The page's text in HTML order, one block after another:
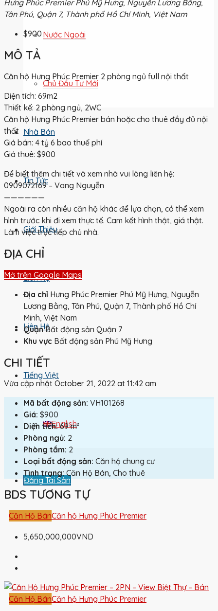
Nước Ngoài
Chủ Đầu Tư Mới
Nhà Bán
Tin Tức
Giới Thiệu
Liên Hệ
Liên Hệ
Tiếng Việt
English
Đăng Tài Sản
Hưng Phúc Premier Phú Mỹ Hưng, Nguyễn Lương Bằng,
Tân Phú, Quận 7, Thành phố Hồ Chí Minh, Việt Nam
$900
MÔ TẢ
Căn hộ Hưng Phúc Premier 2 phòng ngủ full nội thất
Diện tích: 69m2
Thiết kế: 2 phòng ngủ, 2WC
Căn hộ Hưng Phúc Premier bán hoặc cho thuê đầy đủ nội
thất
Giá bán: 4 tỷ 6 bao thuế phí
Giá thuê: $900
Để biết thêm chi tiết và xem nhà vui lòng liên hệ:
0909072169 – Vang Nguyễn
——————
Ngoài ra còn nhiều căn hộ khác để lựa chọn, có thể xem
hình trước khi đi xem thực tế. Cam kết hình thật, giá thật.
Làm việc trực tiếp chủ nhà.
ĐỊA CHỈ
Mở trên Google Maps
Địa chỉ Hưng Phúc Premier Phú Mỹ Hưng, Nguyễn
Lương Bằng, Tân Phú, Quận 7, Thành phố Hồ Chí
Minh, Việt Nam
Quận Bất động sản Quận 7
Khu vực Bất động sản Phú Mỹ Hưng
CHI TIẾT
Vừa cập nhật October 21, 2022 at 11:42 am
Mã bất động sản: VH101268
Giá: $900
Diện tích: 69 m²
Phòng ngủ: 2
Phòng tắm: 2
Loại bất động sản: Căn hộ chung cư
Tình trạng: Căn Hộ Bán, Cho thuê
BDS TƯƠNG TỰ
Căn Hộ BánCăn hộ Hưng Phúc Premier
5,650,000,000VND
Căn Hộ BánCăn hộ Hưng Phúc Premier